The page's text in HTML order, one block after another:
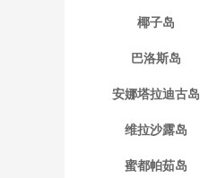
椰子岛
巴洛斯岛
安娜塔拉迪古岛
维拉沙露岛
蜜都帕茹岛